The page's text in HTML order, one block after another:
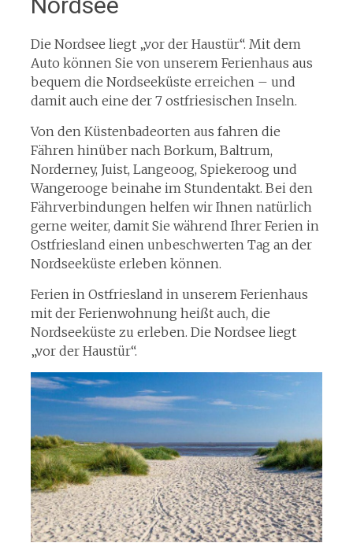
Die Nordsee liegt „vor der Haustür“. Mit dem
Auto können Sie von unserem Ferienhaus aus
bequem die Nordseeküste erreichen – und
damit auch eine der 7 ostfriesischen Inseln.
Von den Küstenbadeorten aus fahren die
Fähren hinüber nach Borkum, Baltrum,
Norderney, Juist, Langeoog, Spiekeroog und
Wangerooge beinahe im Stundentakt. Bei den
Fährverbindungen helfen wir Ihnen natürlich
gerne weiter, damit Sie während Ihrer Ferien in
Ostfriesland einen unbeschwerten Tag an der
Nordseeküste erleben können.
Ferien in Ostfriesland in unserem Ferienhaus
mit der Ferienwohnung heißt auch, die
Nordseeküste zu erleben. Die Nordsee liegt
„vor der Haustür“.